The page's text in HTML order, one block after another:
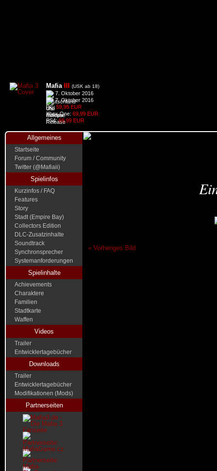
Mafia (USK ab 18)
7. Oktober 2016
7. Oktober 2016
PC: 59,95 EUR
Xbox One: 69,99 EUR
PS4:69,99 EUR
Allgemeines
Startseite
Forum / Community
Twitter (@Mafiaii)
Spielinfos
Kurzinfos / FAQ
Features
Story
Stadt (Empire Bay)
Collectors Edition
DLC-Zusatzinhalte
Soundtrack
Synchronsprecher
Systemanforderungen
Spielinhalte
Achievements
Charaktere
Familien
Stadtkarte
Waffen
Videos
Trailer
Entwicklertagebücher
Downloads
Trailer
Entwicklertagebücher
Modifikationen (Mods)
Partnerseiten
« Vorheriges Bild